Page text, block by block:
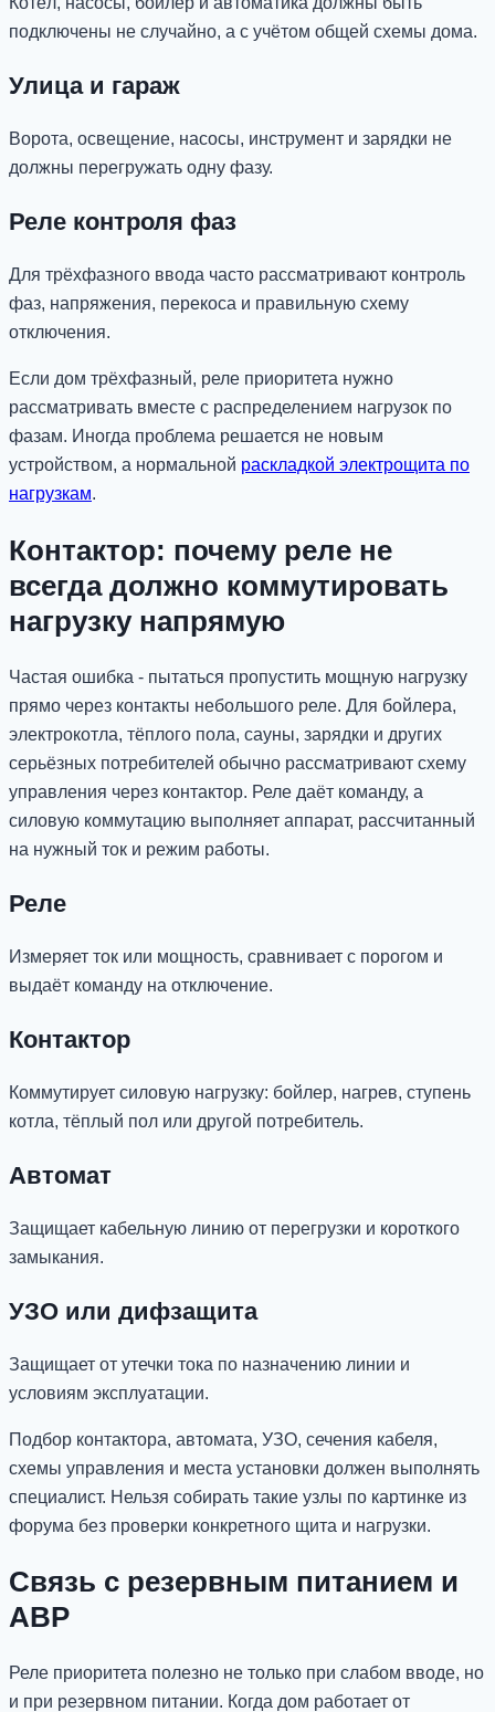
подключены не случайно, а с учётом общей схемы дома.
Улица и гараж
Ворота, освещение, насосы, инструмент и зарядки не
должны перегружать одну фазу.
Реле контроля фаз
Для трёхфазного ввода часто рассматривают контроль
фаз, напряжения, перекоса и правильную схему
отключения.
Если дом трёхфазный, реле приоритета нужно
рассматривать вместе с распределением нагрузок по
фазам. Иногда проблема решается не новым
устройством, а нормальной раскладкой электрощита по
нагрузкам.
Контактор: почему реле не
всегда должно коммутировать
нагрузку напрямую
Частая ошибка - пытаться пропустить мощную нагрузку
прямо через контакты небольшого реле. Для бойлера,
электрокотла, тёплого пола, сауны, зарядки и других
серьёзных потребителей обычно рассматривают схему
управления через контактор. Реле даёт команду, а
силовую коммутацию выполняет аппарат, рассчитанный
на нужный ток и режим работы.
Реле
Измеряет ток или мощность, сравнивает с порогом и
выдаёт команду на отключение.
Контактор
Коммутирует силовую нагрузку: бойлер, нагрев, ступень
котла, тёплый пол или другой потребитель.
Автомат
Защищает кабельную линию от перегрузки и короткого
замыкания.
УЗО или дифзащита
Защищает от утечки тока по назначению линии и
условиям эксплуатации.
Подбор контактора, автомата, УЗО, сечения кабеля,
схемы управления и места установки должен выполнять
специалист. Нельзя собирать такие узлы по картинке из
форума без проверки конкретного щита и нагрузки.
Связь с резервным питанием и
АВР
Реле приоритета полезно не только при слабом вводе, но
и при резервном питании. Когда дом работает от